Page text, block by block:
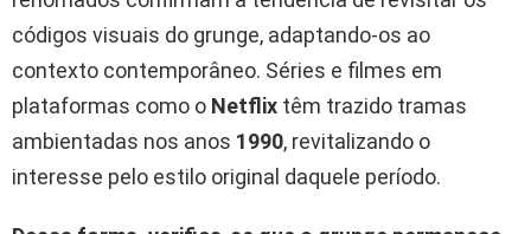
códigos visuais do grunge, adaptando-os ao
contexto contemporâneo. Séries e filmes em
plataformas como o Netflix têm trazido tramas
ambientadas nos anos 1990, revitalizando o
interesse pelo estilo original daquele período.